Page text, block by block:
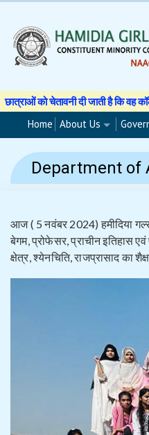
Skip
content
जाती है कि वह कॉलेज मोबाइल लेकर
Home About Us
Department of
आज ( 5 नवंबर 2024) हमीदिया
बेगम, प्रोफेसर, प्राचीन इतिहास
क्षेत्र, श्येनचिति, राजप्रासाद का